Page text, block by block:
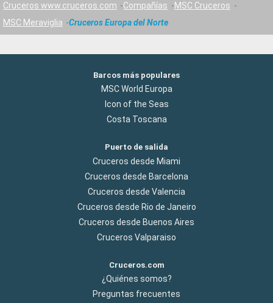
Cruceros www.cruceros.com Compañías
MSC Cruceros
MSC Meraviglia
Cruceros Europa del Norte
Barcos más populares
MSC World Europa
Icon of the Seas
Costa Toscana
Puerto de salida
Cruceros desde Miami
Cruceros desde Barcelona
Cruceros desde Valencia
Cruceros desde Rio de Janeiro
Cruceros desde Buenos Aires
Cruceros Valparaiso
Cruceros.com
¿Quiénes somos?
Preguntas frecuentes